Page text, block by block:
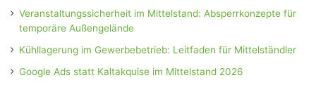
Veranstaltungssicherheit im Mittelstand: Absperrkonzepte für
temporäre Außengelände
Kühllagerung im Gewerbebetrieb: Leitfaden für Mittelständler
Google Ads statt Kaltakquise im Mittelstand 2026